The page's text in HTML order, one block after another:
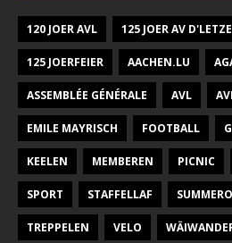
120 JOER AVL 125 JOER AV
125 JOERFEIER AACHEN.LU
ASSEMBLÉE GÉNÉRALE AVL
EMILE MAYRISCH FOOTBALL
KEELEN MEMBEREN PICNIC
SPORT STAFFELLAF
TREPPELEN VELO